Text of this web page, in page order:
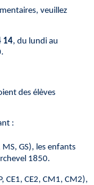
veuillez
14, du lundi au
des élèves
:
GS), les enfants
1850.
CE1, CE2, CM1, CM2),